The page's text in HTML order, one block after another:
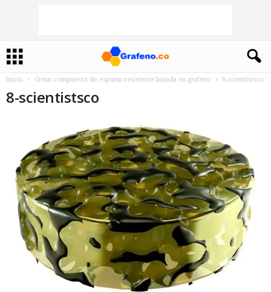
Inicio Crean compuesto de espuma resistente basada en grafeno 8-scientistsco
8-scientistsco